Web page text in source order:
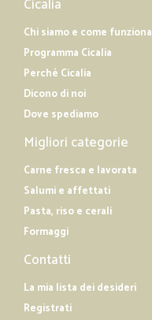
Cicalia
Chi siamo e come funziona
Programma Cicalia
Perché Cicalia
Dicono di noi
Dove spediamo
Migliori categorie
Carne fresca e lavorata
Salumi e affettati
Pasta, riso e cerali
Formaggi
Contatti
La mia lista dei desideri
Registrati